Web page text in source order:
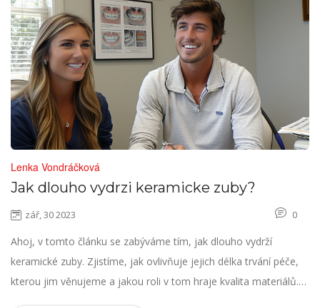
Lenka Vondráčková
Jak dlouho vydrzi keramicke zuby?
zář, 30 2023 0
Ahoj, v tomto článku se zabýváme tím, jak dlouho vydrží
keramické zuby. Zjistíme, jak ovlivňuje jejich délka trvání péče,
kterou jim věnujeme a jakou roli v tom hraje kvalita materiálů.